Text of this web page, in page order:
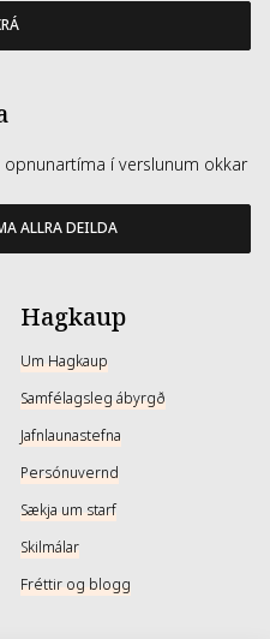
í verslunum okkar
ALLRA DEILDA
Hagkaup
Um Hagkaup
Samfélagsleg ábyrgð
Jafnlaunastefna
Persónuvernd
Sækja um starf
Skilmálar
Fréttir og blogg